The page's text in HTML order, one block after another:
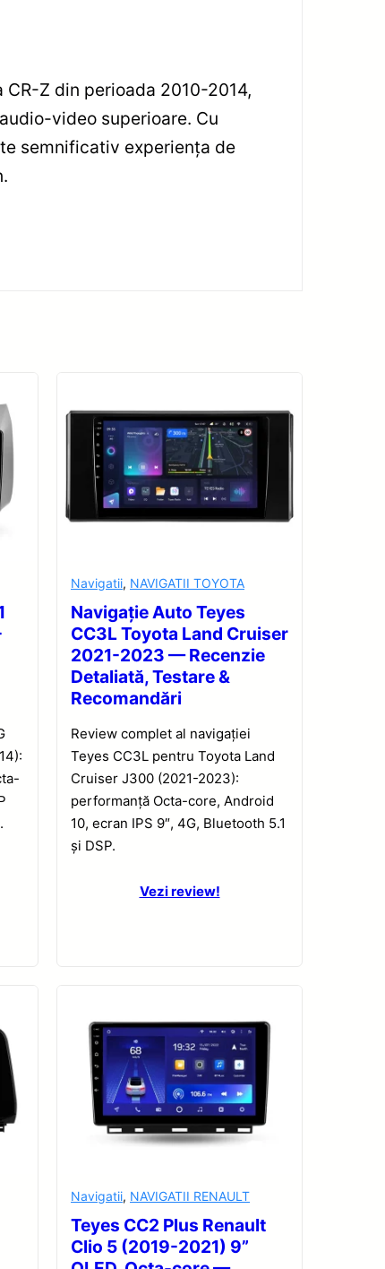
Z din perioada 2010-2014,
video superioare. Cu
semnificativ experiența de
Navigatii, NAVIGATII TOYOTA
Navigație Auto Teyes
CC3L Toyota Land Cruiser
2021-2023 — Recenzie
Detaliată, Testare &
Recomandări
Review complet al navigației
Teyes CC3L pentru Toyota Land
Cruiser J300 (2021-2023):
performanță Octa-core, Android
10, ecran IPS 9″, 4G, Bluetooth 5.1
și DSP.
Vezi review!
Navigatii, NAVIGATII RENAULT
Teyes CC2 Plus Renault
Clio 5 (2019-2021) 9”